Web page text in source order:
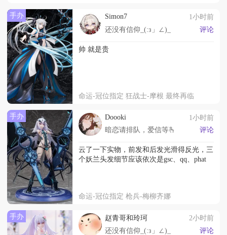
手办 Simon7
1小时前
还没有信仰_(:з」∠)_
评论
帅 就是贵
命运-冠位指定 狂战士-摩根 最终再临
手办 Doooki
1小时前
暗恋请排队，爱信等🫰
评论
云了一下实物，前发和后发光滑得反光，三
个妖兰头发细节应该依次是gsc、qq、phat
命运-冠位指定 枪兵-梅柳齐娜
手办 赵青哥和玲珂
2小时前
还没有信仰_(:з」∠)_
评论